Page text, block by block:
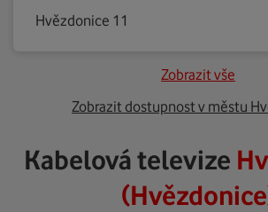
Hvězdonice 11
Zobrazit vše
Zobrazit dostupnost v městu
Kabelová televize